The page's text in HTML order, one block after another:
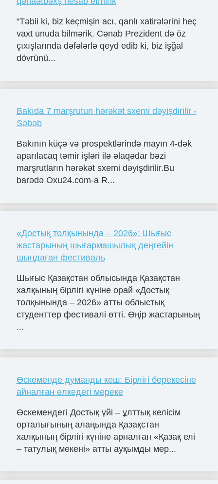
“Təbii ki, biz keçmişin acı, qanlı xatirələrini heç
vaxt unuda bilmərik. Cənab Prezident də öz
çıxışlarında dəfələrlə qeyd edib ki, biz işğal
dövrünü...
Bakıda 7 marşrutun hərəkət sxemi dəyişdirilir -
Səbəb
Bakının küçə və prospektlərində mayın 4-dək
aparılacaq təmir işləri ilə əlaqədar bəzi
marşrutların hərəkət sxemi dəyişdirilir.Bu
barədə Oxu24.com-a R...
«Достық толқынында – 2026»: Шығыс
жастарының шығармашылық деңгейін
шыңдаған фестиваль
Шығыс Қазақстан облысында Қазақстан
халқының бірлігі күніне орай «Достық
толқынында – 2026» атты облыстық
студенттер фестивалі өтті. Өңір жастарының
...
Өскеменде думанды кеш: Бірлігі берекесіне
айналған өлкедегі мереке
Өскемендегі Достық үйі – ұлттық келісім
орталығының алаңында Қазақстан
халқының бірлігі күніне арналған «Қазақ елі
– татулық мекені» атты ауқымды мер...